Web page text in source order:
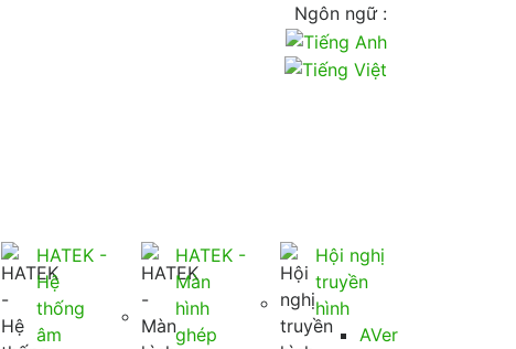
Ngôn ngữ :
HATEK -
Hệ
thống
âm
HATEK -
Màn
hình
ghép
Hội nghị
truyền
hình
AVer